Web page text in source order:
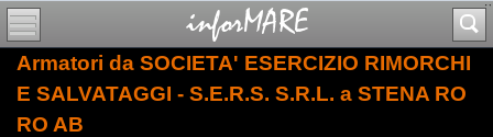
Armatori da SOCIETA' ESERCIZIO RIMORCHI
E SALVATAGGI - S.E.R.S. S.R.L. a STENA RO
RO AB